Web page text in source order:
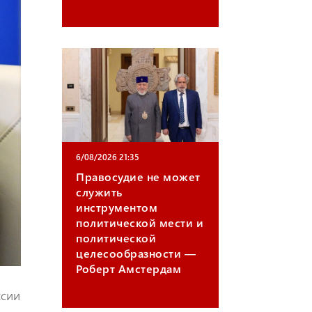
6/08/2026 21:35
Правосудие не может
служить
инструментом
политической мести и
политической
целесообразности —
Роберт Амстердам